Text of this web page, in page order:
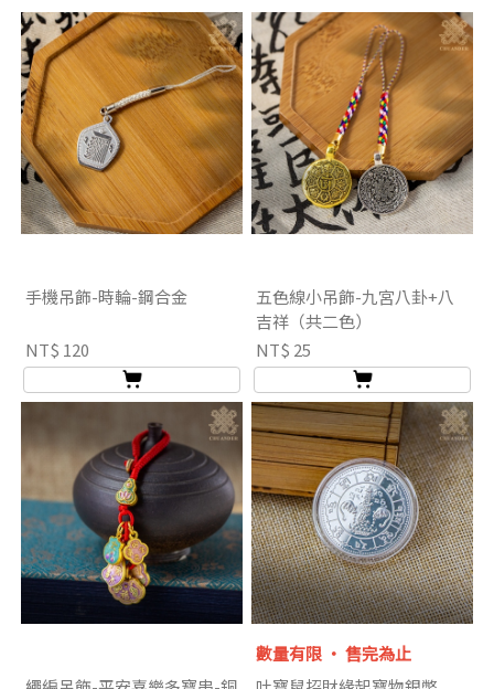
顯示篩選條件
手機吊飾-時輪-鋼合金
NT$ 120
五色線小吊飾-九宮八卦+八
吉祥（共二色）
NT$ 25
數量有限 ‧ 售完為止